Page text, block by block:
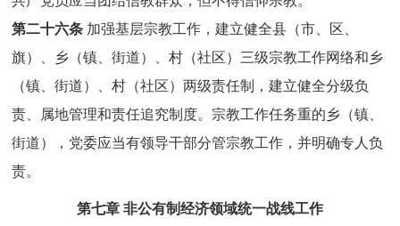
第二十六条 加强基层宗教工作，建立健全县（市、区、
旗）、乡（镇、街道）、村（社区）三级宗教工作网络和乡
（镇、街道）、村（社区）两级责任制，建立健全分级负
责、属地管理和责任追究制度。宗教工作任务重的乡（镇、
街道），党委应当有领导干部分管宗教工作，并明确专人负
责。
第七章 非公有制经济领域统一战线工作